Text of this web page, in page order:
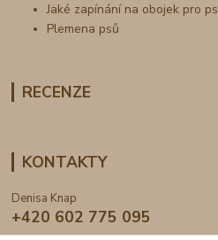
Jaké zapínání na obojek pro
Plemena psů
RECENZE
KONTAKTY
Denisa Knap
+420 602 775 095